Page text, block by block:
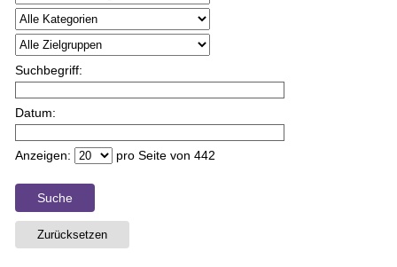
Suchbegriff:
Datum:
Anzeigen: pro Seite von 442
Suche
Zurücksetzen